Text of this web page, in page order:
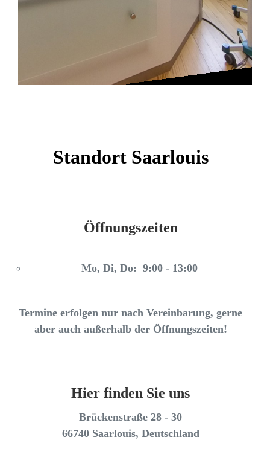
Standort Saarlouis
Öffnungszeiten
Mo, Di, Do: 9:00 - 13:00
Termine erfolgen nur nach Vereinbarung, gerne
aber auch außerhalb der Öffnungszeiten!
Hier finden Sie uns
Brückenstraße 28 - 30
66740 Saarlouis, Deutschland